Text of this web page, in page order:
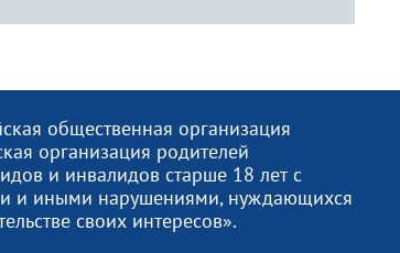
общественная организация
организация родителей
и инвалидов старше 18 лет с
и иными нарушениями, нуждающихся
своих интересов».